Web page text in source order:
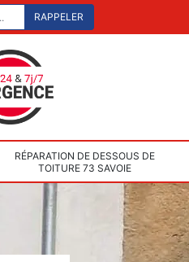
RÉPARATION DE DESSOUS DE
TOITURE 73 SAVOIE